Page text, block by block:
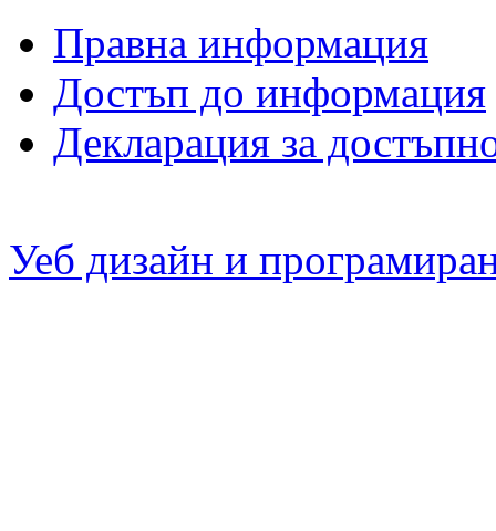
Правна информация
Достъп до информация
Декларация за
Уеб дизайн и